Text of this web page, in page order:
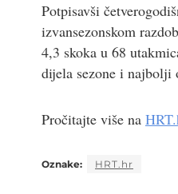
Potpisavši
izvansezonskom
4,3 skoka u 68
dijela sezone i
Pročitajte više na
Oznake: HRT.hr